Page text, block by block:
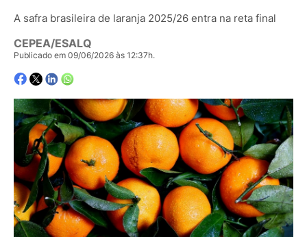
A safra brasileira de laranja 2025/26 entra na reta final
CEPEA/ESALQ
Publicado em 09/06/2026 às 12:37h.